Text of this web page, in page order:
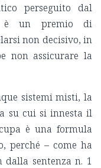
perseguito dal
è un premio di
non decisivo, in
non assicurare la
sistemi misti, la
su cui si innesta il
è una formula
perché – come ha
sentenza n. 1